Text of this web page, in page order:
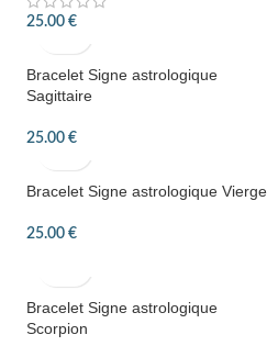
25.00 €
Bracelet Signe astrologique
Sagittaire
25.00 €
Bracelet Signe astrologique Vierge
25.00 €
Bracelet Signe astrologique
Scorpion